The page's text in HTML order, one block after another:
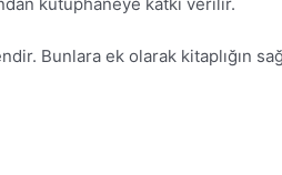
Bunlara ek olarak kitaplığın